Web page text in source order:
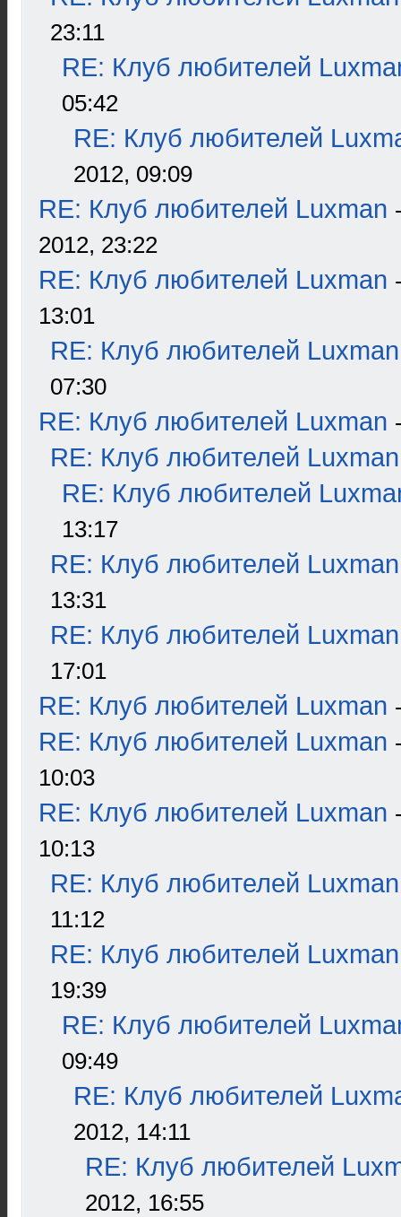
23:11
RE: Клуб любителей
05:42
RE: Клуб любителей
2012, 09:09
RE: Клуб любителей Luxman
2012, 23:22
RE: Клуб любителей Luxman
13:01
RE: Клуб любителей Luxman
07:30
RE: Клуб любителей Luxman
RE: Клуб любителей Luxman
RE: Клуб любителей
13:17
RE: Клуб любителей Luxman
13:31
RE: Клуб любителей Luxman
17:01
RE: Клуб любителей Luxman
RE: Клуб любителей Luxman
10:03
RE: Клуб любителей Luxman
10:13
RE: Клуб любителей Luxman
11:12
RE: Клуб любителей Luxman
19:39
RE: Клуб любителей
09:49
RE: Клуб любителей
2012, 14:11
RE: Клуб любителей
2012, 16:55